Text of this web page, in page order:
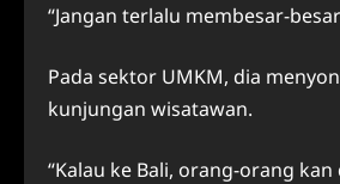
“Jangan terlalu membesar-
Pada sektor UMKM, dia
kunjungan wisatawan.
“Kalau ke Bali, orang-orang